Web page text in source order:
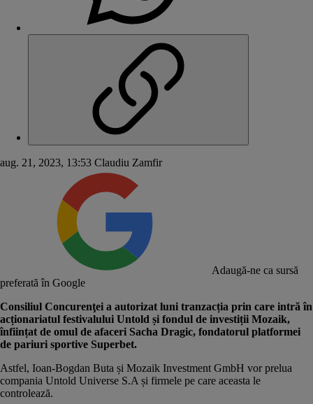
aug. 21, 2023, 13:53 Claudiu Zamfir
Adaugă-ne ca sursă
preferată în Google
Consiliul Concurenţei a autorizat luni tranzacția prin care intră în
acționariatul festivalului Untold și fondul de investiții Mozaik,
înființat de omul de afaceri Sacha Dragic, fondatorul platformei
de pariuri sportive Superbet.
Astfel, Ioan-Bogdan Buta și Mozaik Investment GmbH vor prelua
compania Untold Universe S.A și firmele pe care aceasta le
controlează.